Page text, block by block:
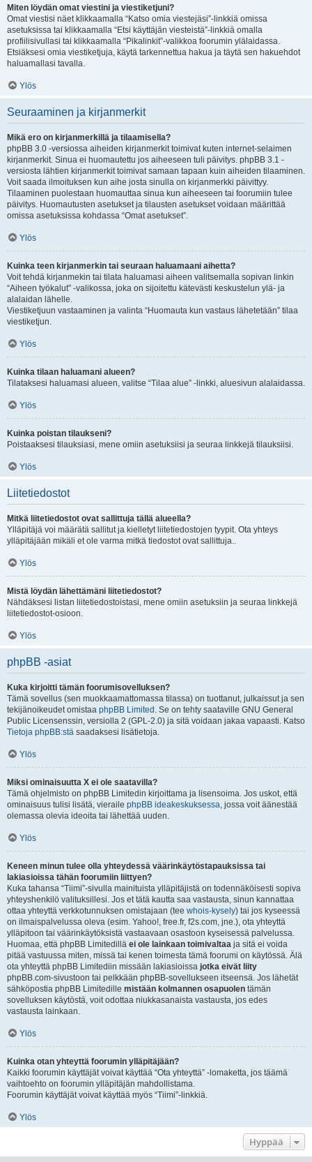
Miten löydän omat viestini ja viestiketjuni?
Omat viestisi näet klikkaamalla “Katso omia viestejäsi”-linkkiä omissa
asetuksissa tai klikkaamalla “Etsi käyttäjän viesteistä”-linkkiä omalla
profiilisivullasi tai klikkaamalla “Pikalinkit”-valikkoa foorumin ylälaidassa.
Etsiäksesi omia viestiketjuja, käytä tarkennettua hakua ja täytä sen hakuehdot
haluamallasi tavalla.
Ylös
Seuraaminen ja kirjanmerkit
Mikä ero on kirjanmerkillä ja tilaamisella?
phpBB 3.0 -versiossa aiheiden kirjanmerkit toimivat kuten internet-selaimen
kirjanmerkit. Sinua ei huomautettu jos aiheeseen tuli päivitys. phpBB 3.1 -
versiosta lähtien kirjanmerkit toimivat samaan tapaan kuin aiheiden tilaaminen.
Voit saada ilmoituksen kun aihe josta sinulla on kirjanmerkki päivittyy.
Tilaaminen puolestaan huomauttaa sinua kun aiheeseen tai foorumiin tulee
päivitys. Huomautusten asetukset ja tilausten asetukset voidaan määrittää
omissa asetuksissa kohdassa “Omat asetukset”.
Ylös
Kuinka teen kirjanmerkin tai seuraan haluamaani aihetta?
Voit tehdä kirjanmekin tai tilata haluamasi aiheen valitsemalla sopivan linkin
“Aiheen työkalut” -valikossa, joka on sijoitettu kätevästi keskustelun ylä- ja
alalaidan lähelle.
Viestiketjuun vastaaminen ja valinta “Huomauta kun vastaus lähetetään” tilaa
viestiketjun.
Ylös
Kuinka tilaan haluamani alueen?
Tilataksesi haluamasi alueen, valitse “Tilaa alue” -linkki, aluesivun alalaidassa.
Ylös
Kuinka poistan tilaukseni?
Poistaaksesi tilauksiasi, mene omiin asetuksiisi ja seuraa linkkejä tilauksiisi.
Ylös
Liitetiedostot
Mitkä liitetiedostot ovat sallittuja tällä alueella?
Ylläpitäjä voi määrätä sallitut ja kielletyt liitetiedostojen tyypit. Ota yhteys
ylläpitäjään mikäli et ole varma mitkä tiedostot ovat sallittuja..
Ylös
Mistä löydän lähettämäni liitetiedostot?
Nähdäksesi listan liitetiedostoistasi, mene omiin asetuksiin ja seuraa linkkejä
liitetiedostot-osioon.
Ylös
phpBB -asiat
Kuka kirjoitti tämän foorumisovelluksen?
Tämä sovellus (sen muokkaamattomassa tilassa) on tuottanut, julkaissut ja sen
tekijänoikeudet omistaa phpBB Limited . Se on tehty saataville GNU General
Public Licensenssin, versiolla 2 (GPL-2.0) ja sitä voidaan jakaa vapaasti. Katso
Tietoja phpBB:stä saadaksesi lisätietoja.
Ylös
Miksi ominaisuutta X ei ole saatavilla?
Tämä ohjelmisto on phpBB Limitedin kirjoittama ja lisensoima. Jos uskot, että
ominaisuus tulisi lisätä, vieraile phpBB ideakeskuksessa, jossa voit äänestää
olemassa olevia ideoita tai lähettää uuden.
Ylös
Keneen minun tulee olla yhteydessä väärinkäytöstapauksissa tai
lakiasioissa tähän foorumiin liittyen?
Kuka tahansa “Tiimi”-sivulla mainituista ylläpitäjistä on todennäköisesti sopiva
yhteyshenkilö valituksillesi. Jos et tätä kautta saa vastausta, sinun kannattaa
ottaa yhteyttä verkkotunnuksen omistajaan (tee whois-kysely) tai jos kyseessä
on ilmaispalvelussa oleva (esim. Yahoo!, free.fr, f2s.com, jne.), ota yhteyttä
ylläpitoon tai väärinkäytöksistä vastaavaan osastoon kyseisessä palvelussa.
Huomaa, että phpBB Limitedillä ei ole lainkaan toimivaltaa ja sitä ei voida
pitää vastuussa miten, missä tai kenen toimesta tämä foorumi on käytössä. Älä
ota yhteyttä phpBB Limitediin missään lakiasioissa jotka eivät liity
phpBB.com-sivustoon tai pelkkään phpBB-sovellukseen itseensä. Jos lähetät
sähköpostia phpBB Limitedille mistään kolmannen osapuolen tämän
sovelluksen käytöstä, voit odottaa niukkasanaista vastausta, jos edes
vastausta lainkaan.
Ylös
Kuinka otan yhteyttä foorumin ylläpitäjään?
Kaikki foorumin käyttäjät voivat käyttää “Ota yhteyttä” -lomaketta, jos täämä
vaihtoehto on foorumin ylläpitäjän mahdollistama.
Foorumin käyttäjät voivat käyttää myös “Tiimi”-linkkiä.
Ylös
Hyppää